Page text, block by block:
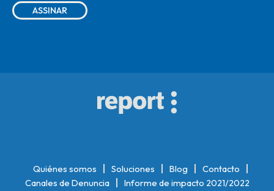
Quiénes somos Soluciones Blog
Contacto
Canales de Denuncia
Informe de impacto 2021/2022